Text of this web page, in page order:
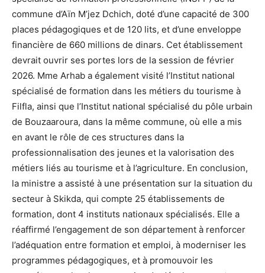
commune d’Aïn M’jez Dchich, doté d’une capacité de 300
places pédagogiques et de 120 lits, et d’une enveloppe
financière de 660 millions de dinars. Cet établissement
devrait ouvrir ses portes lors de la session de février
2026. Mme Arhab a également visité l’Institut national
spécialisé de formation dans les métiers du tourisme à
Filfla, ainsi que l’Institut national spécialisé du pôle urbain
de Bouzaaroura, dans la même commune, où elle a mis
en avant le rôle de ces structures dans la
professionnalisation des jeunes et la valorisation des
métiers liés au tourisme et à l’agriculture. En conclusion,
la ministre a assisté à une présentation sur la situation du
secteur à Skikda, qui compte 25 établissements de
formation, dont 4 instituts nationaux spécialisés. Elle a
réaffirmé l’engagement de son département à renforcer
l’adéquation entre formation et emploi, à moderniser les
programmes pédagogiques, et à promouvoir les